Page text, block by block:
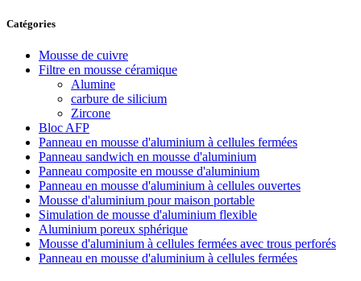
Catégories
Mousse de cuivre
Filtre en mousse céramique
Alumine
carbure de silicium
Zircone
Bloc AFP
Panneau en mousse d'aluminium à cellules fermées
Panneau sandwich en mousse d'aluminium
Panneau composite en mousse d'aluminium
Panneau en mousse d'aluminium à cellules ouvertes
Mousse d'aluminium pour maison portable
Simulation de mousse d'aluminium flexible
Aluminium poreux sphérique
Mousse d'aluminium à cellules fermées avec trous perforés
Panneau en mousse d'aluminium à cellules fermées